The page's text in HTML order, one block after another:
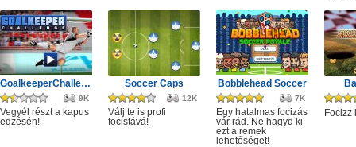
GoalkeeperChallenge
9K
Vegyél részt a kapus
edzésén!
Soccer Caps
12K
Válj te is profi
focistává!
Bobblehead Soccer
7K
Egy hatalmas focizás
vár rád. Ne hagyd ki
ezt a remek
lehetőséget!
Focizz